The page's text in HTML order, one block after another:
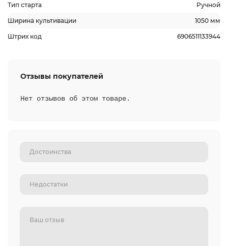
Тип старта Ручной
Ширина культивации 1050 мм
Штрих код 6906511133944
Отзывы покупателей
Нет отзывов об этом товаре.